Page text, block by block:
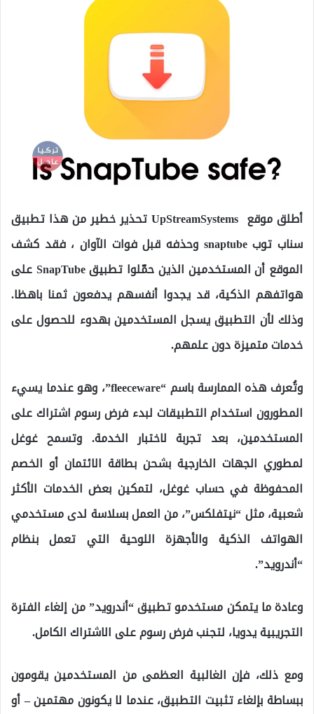
أطلق موقع UpStreamSystems تحذير خطير من هذا تطبيق
سناب توب snaptube وحذفه قبل فوات الآوان ، فقد كشف
الموقع أن المستخدمين الذين حمّلوا تطبيق SnapTube على
هواتفهم الذكية، قد يجدوا أنفسهم يدفعون ثمنا باهظا.
وذلك لأن التطبيق يسجل المستخدمين بهدوء للحصول على
خدمات متميزة دون علمهم.
وتُعرف هذه الممارسة باسم “fleeceware”، وهو عندما يسيء
المطورون استخدام التطبيقات لبدء فرض رسوم اشتراك على
المستخدمين، بعد تجربة لاختبار الخدمة. وتسمح غوغل
لمطوري الجهات الخارجية بشحن بطاقة الائتمان أو الخصم
المحفوظة في حساب غوغل، لتمكين بعض الخدمات الأكثر
شعبية، مثل “نيتفلكس”، من العمل بسلاسة لدى مستخدمي
الهواتف الذكية والأجهزة اللوحية التي تعمل بنظام
“أندرويد”.
وعادة ما يتمكن مستخدمو تطبيق “أندرويد” من إلغاء الفترة
التجريبية يدويا، لتجنب فرض رسوم على الاشتراك الكامل.
ومع ذلك، فإن الغالبية العظمى من المستخدمين يقومون
ببساطة بإلغاء تثبيت التطبيق، عندما لا يكونون مهتمين – أو